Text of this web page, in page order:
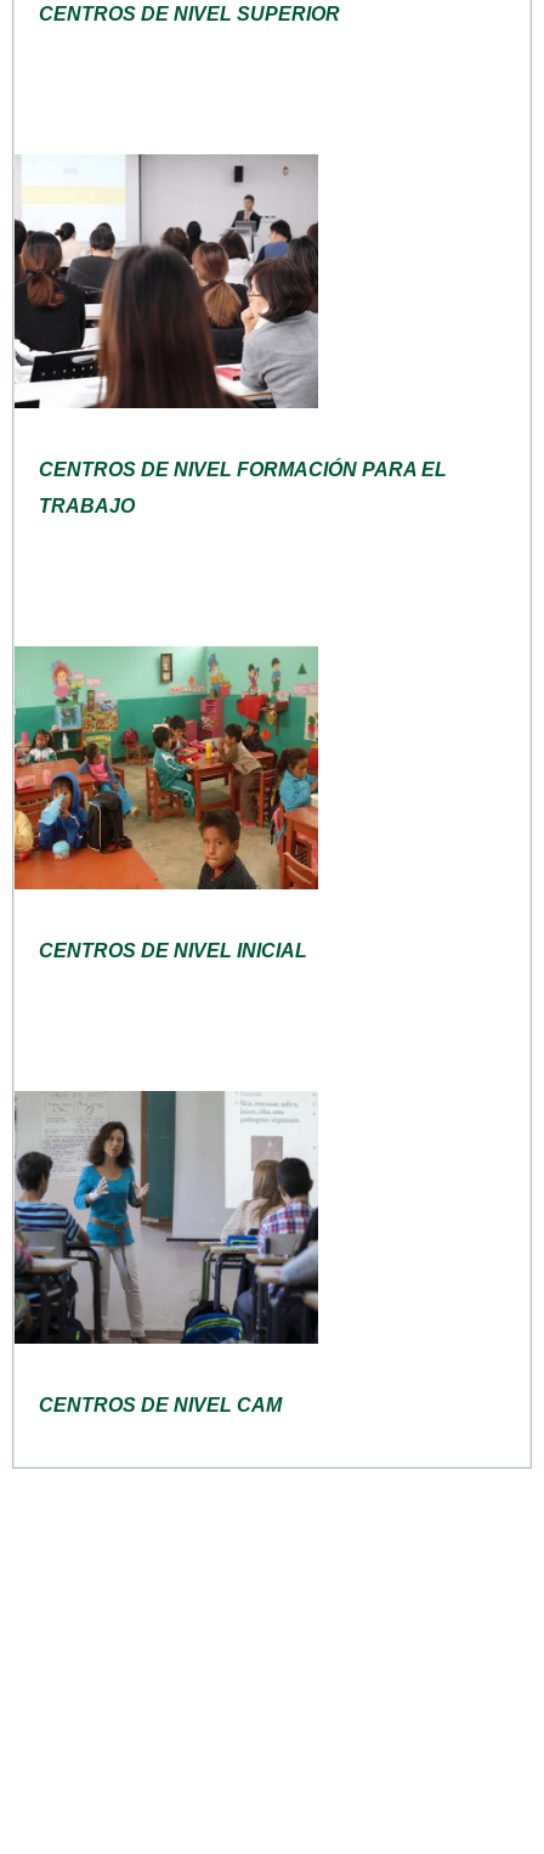
CENTROS DE NIVEL SUPERIOR
CENTROS DE NIVEL FORMACIÓN PARA EL
TRABAJO
CENTROS DE NIVEL INICIAL
CENTROS DE NIVEL CAM